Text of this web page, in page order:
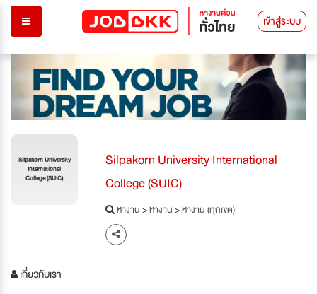
เข้าสู่ระบบ
Silpakorn University
International
College (SUIC)
Silpakorn University International
College (SUIC)
หางาน>หางาน>หางาน (ทุกเขต)
เกี่ยวกับเรา